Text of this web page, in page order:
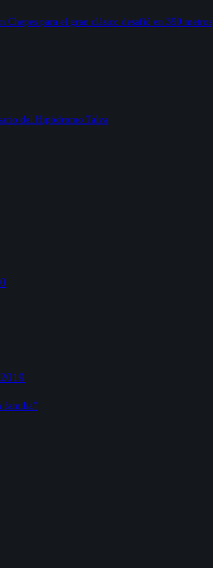
Chepes para el gran clásico desafió en 390 metros
del Hipódromo Talva
familia”